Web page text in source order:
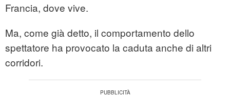
Francia, dove vive.
Ma, come già detto, il comportamento dello
spettatore ha provocato la caduta anche di altri
corridori.